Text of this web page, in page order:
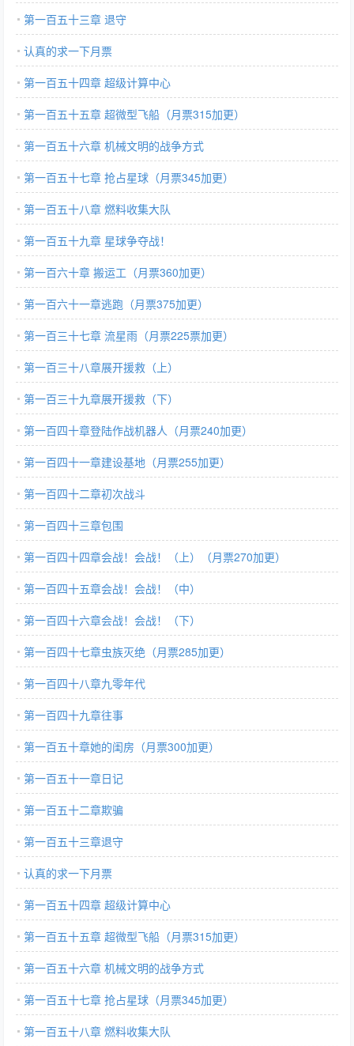
第一百五十三章 退守
认真的求一下月票
第一百五十四章 超级计算中心
第一百五十五章 超微型飞船（月票315加更）
第一百五十六章 机械文明的战争方式
第一百五十七章 抢占星球（月票345加更）
第一百五十八章 燃料收集大队
第一百五十九章 星球争夺战！
第一百六十章 搬运工（月票360加更）
第一百六十一章逃跑（月票375加更）
第一百三十七章 流星雨（月票225票加更）
第一百三十八章展开援救（上）
第一百三十九章展开援救（下）
第一百四十章登陆作战机器人（月票240加更）
第一百四十一章建设基地（月票255加更）
第一百四十二章初次战斗
第一百四十三章包围
第一百四十四章会战！会战！（上）（月票270加更）
第一百四十五章会战！会战！（中）
第一百四十六章会战！会战！（下）
第一百四十七章虫族灭绝（月票285加更）
第一百四十八章九零年代
第一百四十九章往事
第一百五十章她的闺房（月票300加更）
第一百五十一章日记
第一百五十二章欺骗
第一百五十三章退守
认真的求一下月票
第一百五十四章 超级计算中心
第一百五十五章 超微型飞船（月票315加更）
第一百五十六章 机械文明的战争方式
第一百五十七章 抢占星球（月票345加更）
第一百五十八章 燃料收集大队